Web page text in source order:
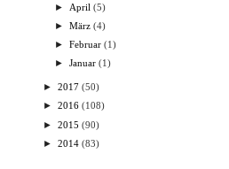
► April (5)
►März (4)
►Februar (1)
►Januar (1)
► 2017 (50)
► 2016 (108)
► 2015 (90)
► 2014 (83)